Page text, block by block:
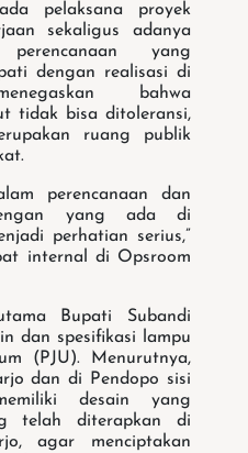
pelaksana proyek
sekaligus adanya
yang
dengan realisasi di
bahwa
tidak bisa ditoleransi,
ruang publik
perencanaan dan
yang ada di
perhatian serius,”
internal di Opsroom
Bupati Subandi
dan spesifikasi lampu
(PJU). Menurutnya,
dan di Pendopo sisi
desain yang
telah diterapkan di
agar menciptakan